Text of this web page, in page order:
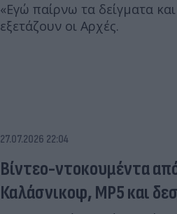
«Εγώ παίρνω τα δείγματα
εξετάζουν οι Αρχές.
27.07.2026 22:04
Βίντεο-ντοκουμέντα
Καλάσνικοφ, MP5 και